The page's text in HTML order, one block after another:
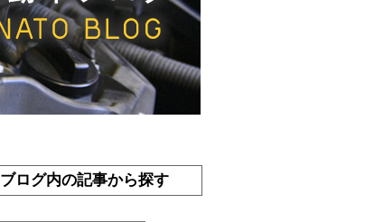
ブログ内の記事から探す